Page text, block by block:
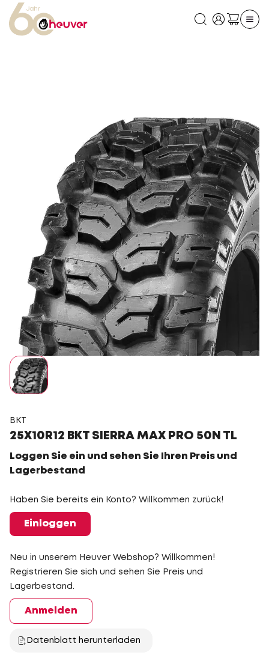
BKT
25X10R12 BKT SIERRA MAX PRO 50N TL
Loggen Sie ein und sehen Sie Ihren Preis und
Lagerbestand
Haben Sie bereits ein Konto? Willkommen zurück!
Einloggen
Neu in unserem Heuver Webshop? Willkommen!
Registrieren Sie sich und sehen Sie Preis und
Lagerbestand.
Anmelden
Datenblatt herunterladen